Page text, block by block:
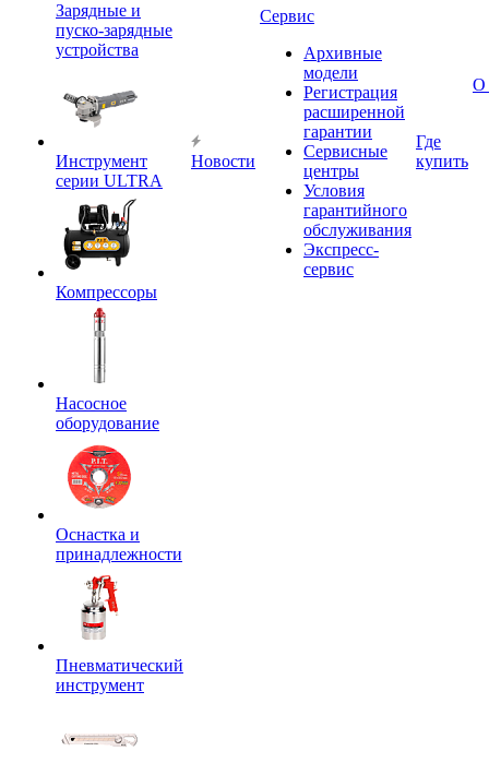
Зарядные и
пуско-зарядные
устройства
Инструмент
серии ULTRA
Компрессоры
Насосное
оборудование
Оснастка и
принадлежности
Пневматический
инструмент
Новости
Сервис
Архивные
модели
Регистрация
расширенной
гарантии
Сервисные
центры
Условия
гарантийного
обслуживания
Экспресс-
сервис
Где
купить
О